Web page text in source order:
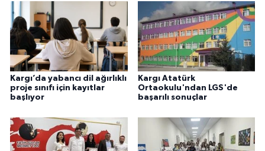
Kargı’da yabancı dil ağırlıklı
proje sınıfı için kayıtlar
başlıyor
Kargı Atatürk
Ortaokulu'ndan LGS'de
başarılı sonuçlar